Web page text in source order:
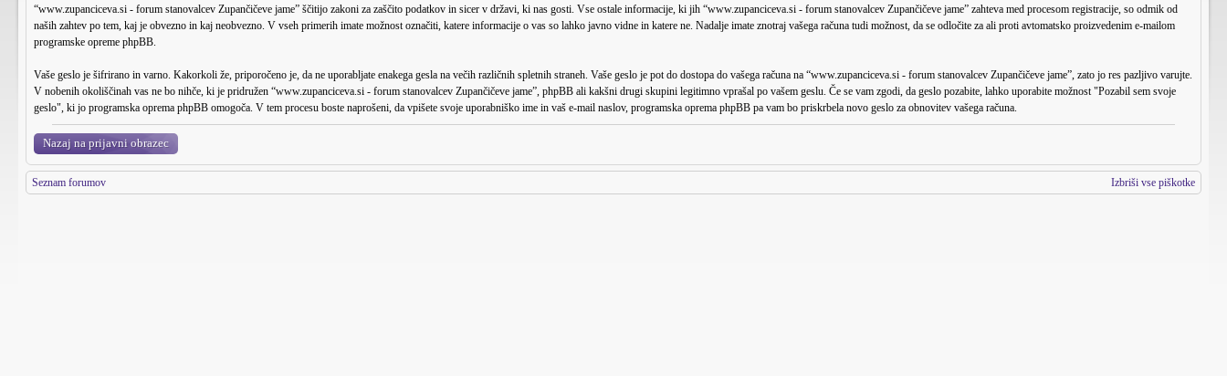
“www.zupanciceva.si - forum stanovalcev Zupančičeve jame” ščitijo zakoni za zaščito podatkov in sicer v državi, ki nas gosti. Vse ostale informacije, ki jih “www.zupanciceva.si - forum stanovalcev Zupančičeve jame” zahteva med procesom registracije, so odmik od
naših zahtev po tem, kaj je obvezno in kaj neobvezno. V vseh primerih imate možnost označiti, katere informacije o vas so lahko javno vidne in katere ne. Nadalje imate znotraj vašega računa tudi možnost, da se odločite za ali proti avtomatsko proizvedenim e-mailom
programske opreme phpBB.
Vaše geslo je šifrirano in varno. Kakorkoli že, priporočeno je, da ne uporabljate enakega gesla na večih različnih spletnih straneh. Vaše geslo je pot do dostopa do vašega računa na “www.zupanciceva.si - forum stanovalcev Zupančičeve jame”, zato jo res pazljivo varujte.
V nobenih okoliščinah vas ne bo nihče, ki je pridružen “www.zupanciceva.si - forum stanovalcev Zupančičeve jame”, phpBB ali kakšni drugi skupini legitimno vprašal po vašem geslu. Če se vam zgodi, da geslo pozabite, lahko uporabite možnost "Pozabil sem svoje
geslo", ki jo programska oprema phpBB omogoča. V tem procesu boste naprošeni, da vpišete svoje uporabniško ime in vaš e-mail naslov, programska oprema phpBB pa vam bo priskrbela novo geslo za obnovitev vašega računa.
Nazaj na prijavni obrazec
Seznam forumov Izbriši vse piškotke